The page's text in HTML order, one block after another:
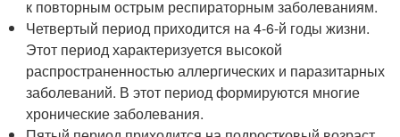
к повторным острым респираторным заболеваниям.
Четвертый период приходится на 4-6-й годы жизни.
Этот период характеризуется высокой
распространенностью аллергических и паразитарных
заболеваний. В этот период формируются многие
хронические заболевания.